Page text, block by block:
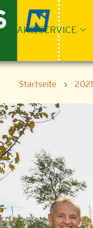
LAKO/SERVICE
Startseite › 2021